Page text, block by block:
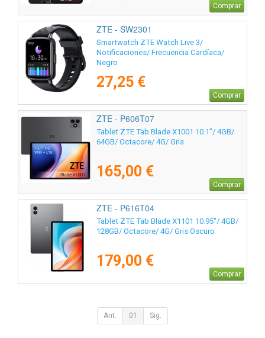
Comprar
ZTE - SW2301
Smartwatch ZTE Watch Live 3/
Notificaciones/ Frecuencia Cardíaca/
Negro
27,25 €
Comprar
ZTE - P606T07
Tablet ZTE Tab Blade X1001 10.1"/ 4GB/
64GB/ Octacore/ 4G/ Gris
165,00 €
Comprar
ZTE - P616T04
Tablet ZTE Tab Blade X1101 10.95"/ 4GB/
128GB/ Octacore/ 4G/ Gris Oscuro
179,00 €
Comprar
Ant. 01 Sig.